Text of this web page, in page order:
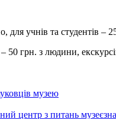
для учнів та студентів –
– 50 грн. з людини,
музею
центр з питань